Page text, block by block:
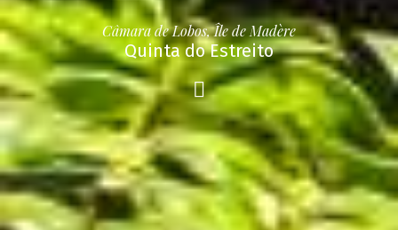
Câmara de Lobos, Île de Madère
Quinta do Estreito